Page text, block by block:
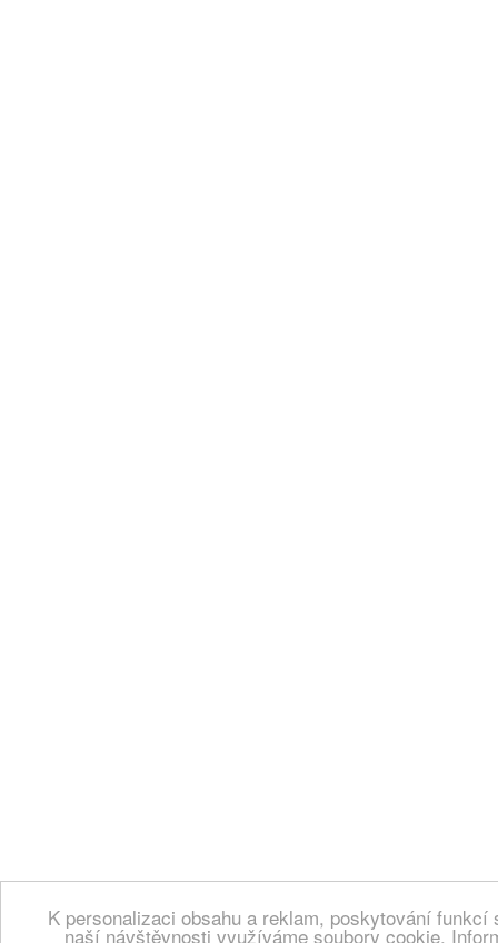
K personalizaci obsahu a reklam, poskytování
naší návštěvnosti využíváme soubory cookie.